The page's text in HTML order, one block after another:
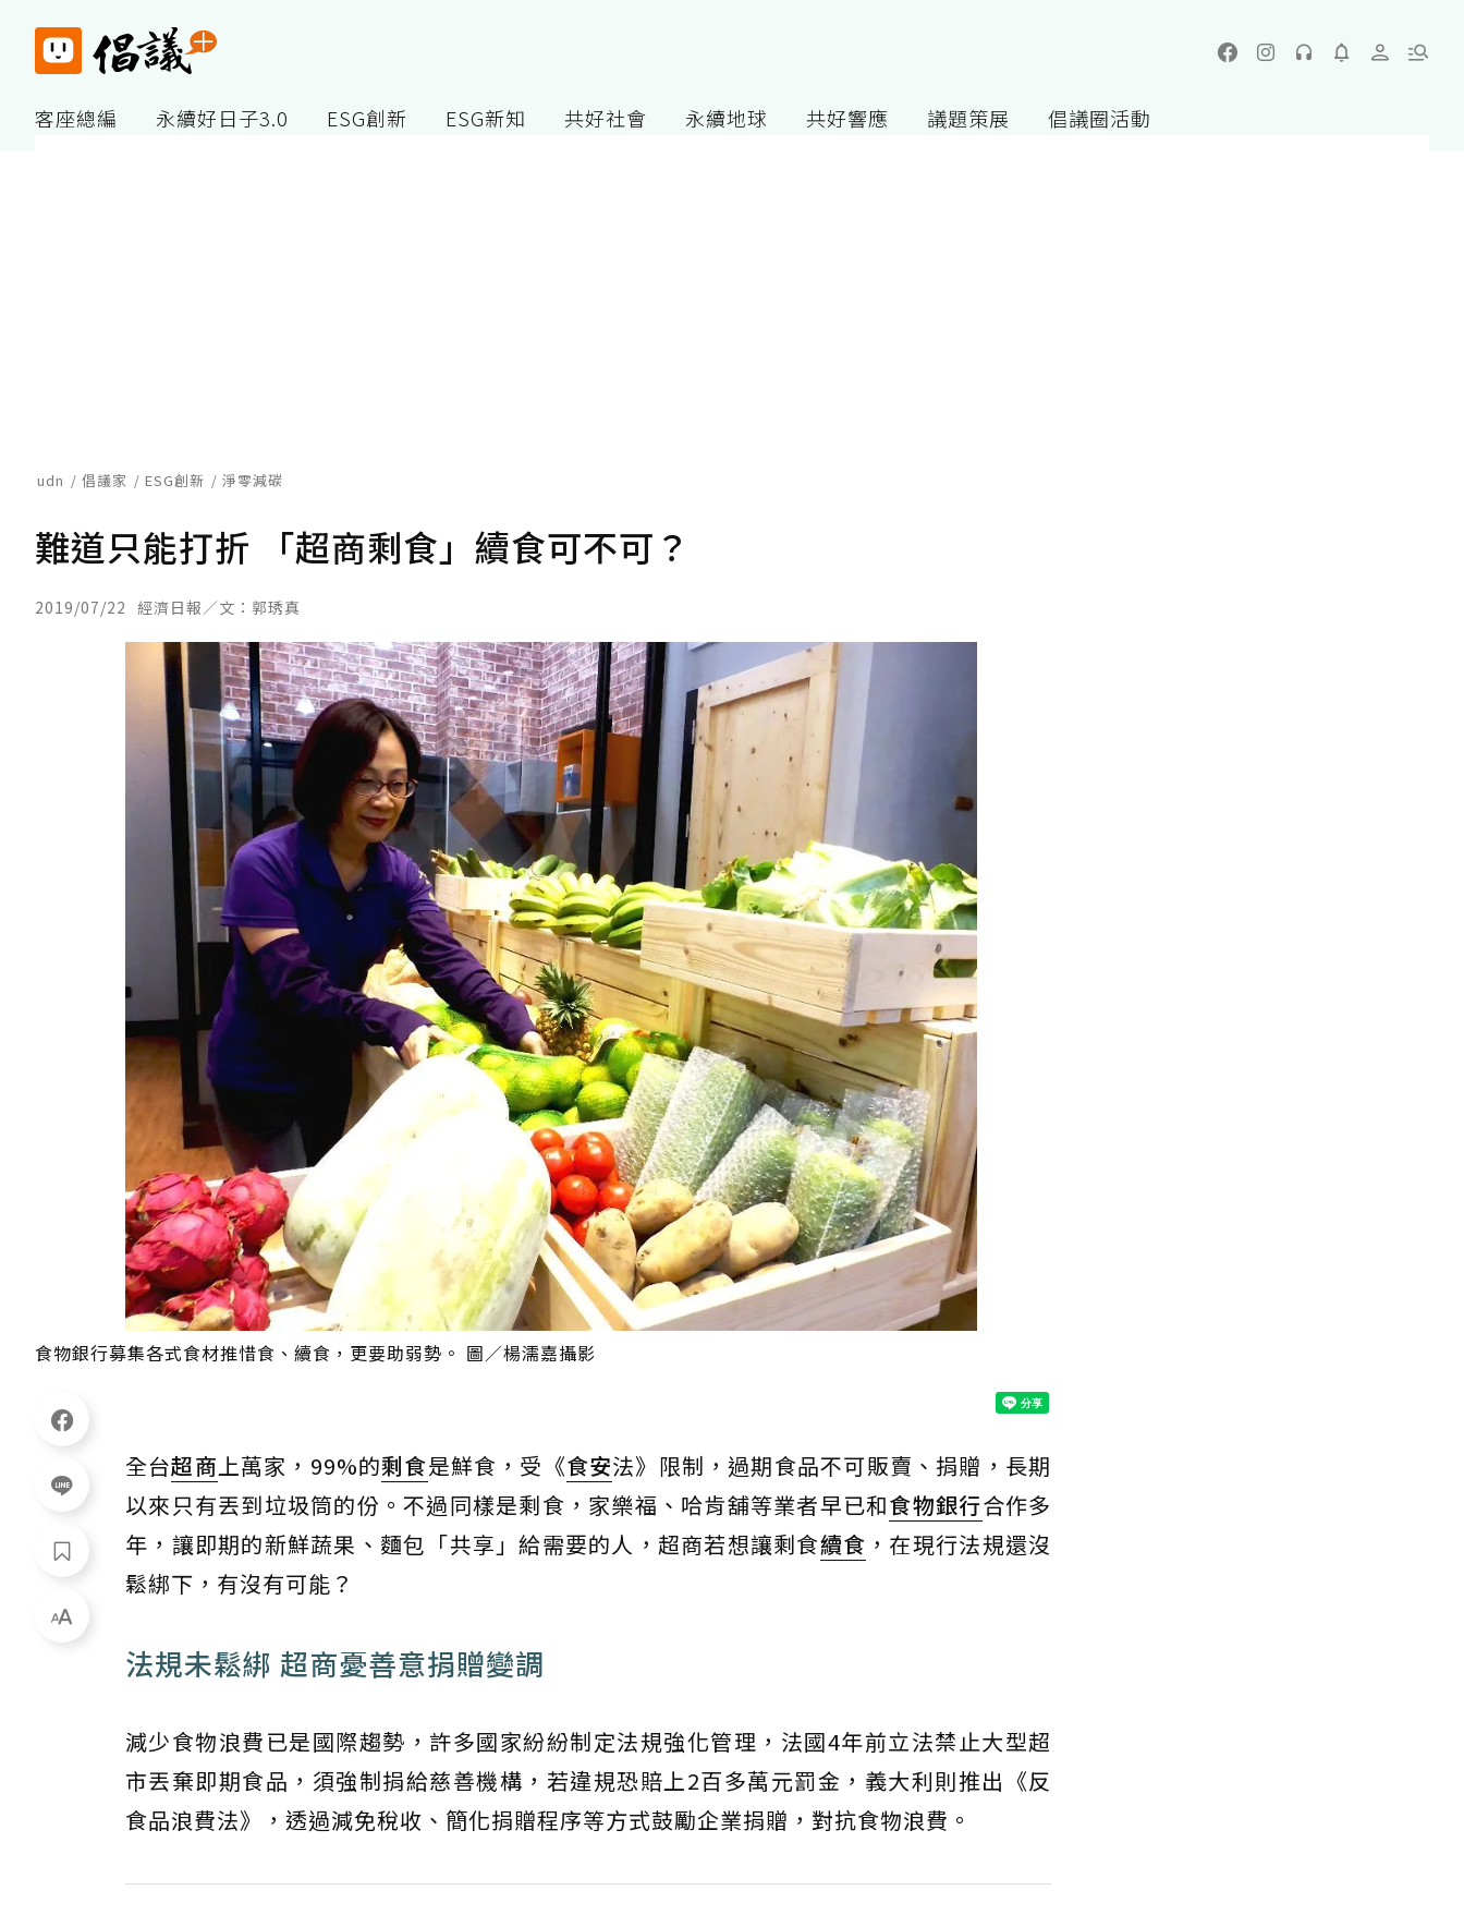
客座總編 永續好日子3.0 ESG創新 ESG新知 共好社會 永續地球 共好響應 議題策展 倡議圈活動
udn 倡議家 ESG創新 淨零減碳
難道只能打折 「超商剩食」續食可不可？
2019/07/22 經濟日報／文：郭琇真
食物銀行募集各式食材推惜食、續食，更要助弱勢。 圖／楊濡嘉攝影
全台超商上萬家，99%的剩食是鮮食，受《食安法》限制，過期食品不可販賣、捐贈，長期
以來只有丟到垃圾筒的份。不過同樣是剩食，家樂福、哈肯舖等業者早已和食物銀行合作多
年，讓即期的新鮮蔬果、麵包「共享」給需要的人，超商若想讓剩食續食 ，在現行法規還沒
鬆綁下，有沒有可能？
法規未鬆綁 超商憂善意捐贈變調
減少食物浪費已是國際趨勢，許多國家紛紛制定法規強化管理，法國4年前立法禁止大型超
市丟棄即期食品，須強制捐給慈善機構，若違規恐賠上2百多萬元罰金，義大利則推出《反
食品浪費法》，透過減免稅收、簡化捐贈程序等方式鼓勵企業捐贈，對抗食物浪費。